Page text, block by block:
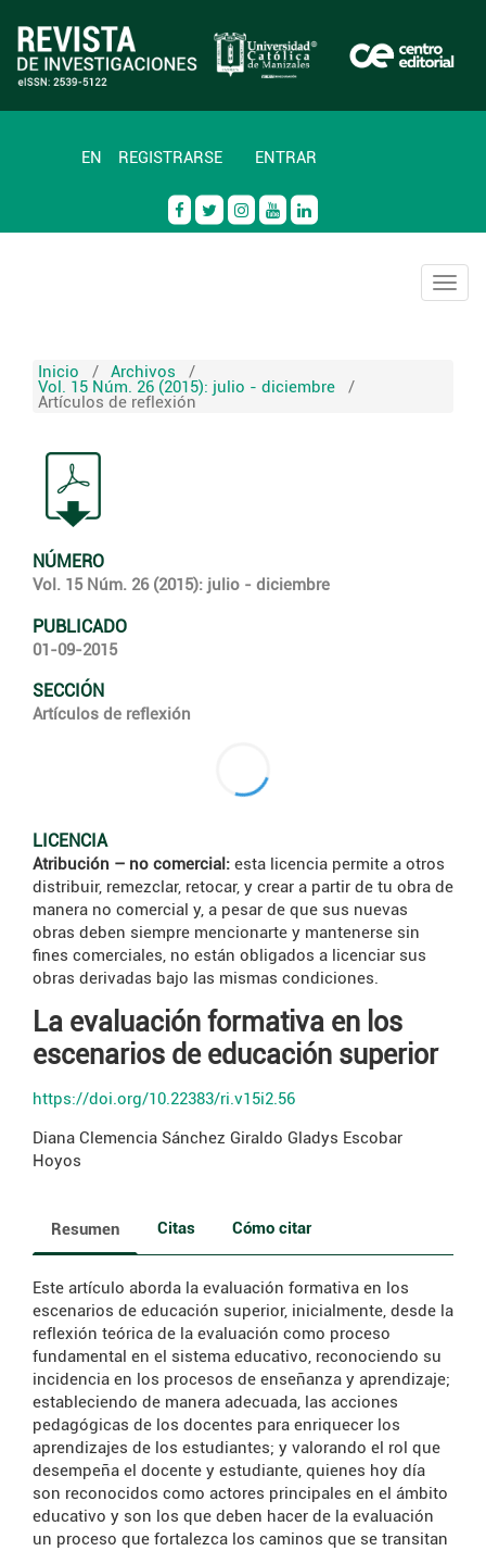
EN REGISTRARSE ENTRAR
Inicio / Archivos /
Vol. 15 Núm. 26 (2015): julio - diciembre /
Artículos de reflexión
NÚMERO
Vol. 15 Núm. 26 (2015): julio - diciembre
PUBLICADO
01-09-2015
SECCIÓN
Artículos de reflexión
LICENCIA
Atribución – no comercial: esta licencia permite a otros
distribuir, remezclar, retocar, y crear a partir de tu obra de
manera no comercial y, a pesar de que sus nuevas
obras deben siempre mencionarte y mantenerse sin
fines comerciales, no están obligados a licenciar sus
obras derivadas bajo las mismas condiciones.
La evaluación formativa en los
escenarios de educación superior
https://doi.org/10.22383/ri.v15i2.56
Diana Clemencia Sánchez Giraldo Gladys Escobar
Hoyos
Resumen Citas Cómo citar
Este artículo aborda la evaluación formativa en los
escenarios de educación superior, inicialmente, desde la
reflexión teórica de la evaluación como proceso
fundamental en el sistema educativo, reconociendo su
incidencia en los procesos de enseñanza y aprendizaje;
estableciendo de manera adecuada, las acciones
pedagógicas de los docentes para enriquecer los
aprendizajes de los estudiantes; y valorando el rol que
desempeña el docente y estudiante, quienes hoy día
son reconocidos como actores principales en el ámbito
educativo y son los que deben hacer de la evaluación
un proceso que fortalezca los caminos que se transitan